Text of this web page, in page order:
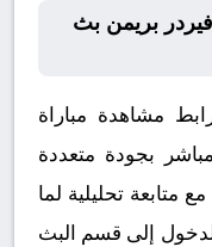
بريمن بث
مشاهدة مباراة
بجودة متعددة
متابعة تحليلية لما
إلى قسم البث